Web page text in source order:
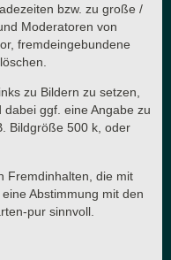
bzw. zu große /
Moderatoren von
fremdeingebundene
zu Bildern zu setzen,
ggf. eine Angabe zu
Bildgröße 500 k, oder
Fremdinhalten, die mit
Abstimmung mit den
pur sinnvoll.